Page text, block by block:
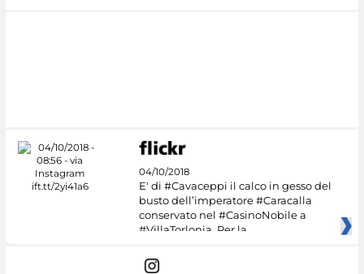
04/10/2018
E' di #Cavaceppi il calco in gesso del
busto dell’imperatore #Caracalla
conservato nel #CasinoNobile a
#VillaTorlonia. Per la